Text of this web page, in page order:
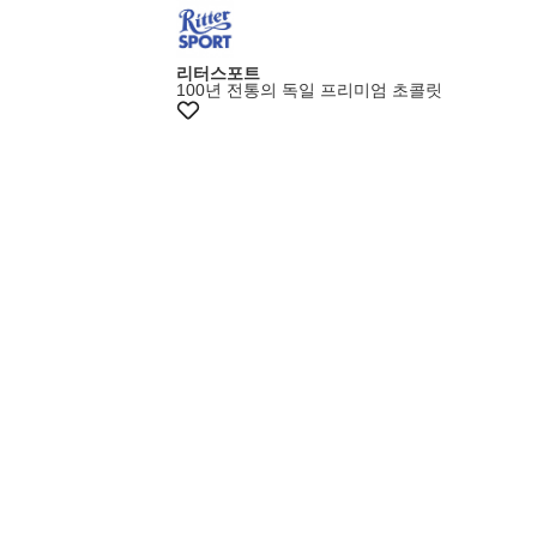
리터스포트
100년 전통의 독일 프리미엄 초콜릿